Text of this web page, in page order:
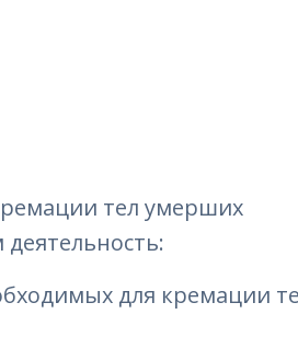
тел умерших
для кремации